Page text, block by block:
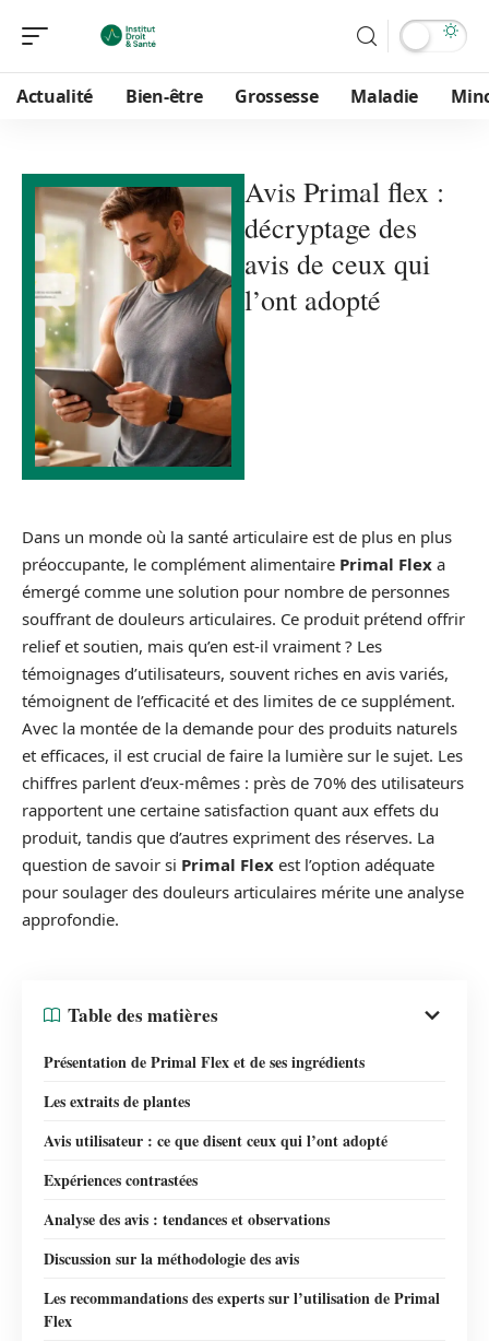
Actualité Bien-être Grossesse Maladie
Avis Primal flex :
décryptage des
avis de ceux qui
l’ont adopté
Dans un monde où la santé articulaire est de plus en plus
préoccupante, le complément alimentaire Primal Flex a
émergé comme une solution pour nombre de personnes
souffrant de douleurs articulaires. Ce produit prétend offrir
relief et soutien, mais qu’en est-il vraiment ? Les
témoignages d’utilisateurs, souvent riches en avis variés,
témoignent de l’efficacité et des limites de ce supplément.
Avec la montée de la demande pour des produits naturels
et efficaces, il est crucial de faire la lumière sur le sujet. Les
chiffres parlent d’eux-mêmes : près de 70% des utilisateurs
rapportent une certaine satisfaction quant aux effets du
produit, tandis que d’autres expriment des réserves. La
question de savoir si Primal Flex est l’option adéquate
pour soulager des douleurs articulaires mérite une analyse
approfondie.
Table des matières
Présentation de Primal Flex et de ses ingrédients
Les extraits de plantes
Avis utilisateur : ce que disent ceux qui l’ont adopté
Expériences contrastées
Analyse des avis : tendances et observations
Discussion sur la méthodologie des avis
Les recommandations des experts sur l’utilisation de Primal
Flex